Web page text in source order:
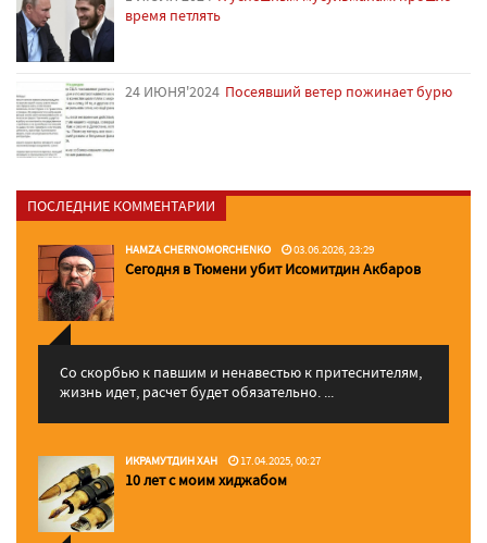
время петлять
24 ИЮНЯ'2024 Посеявший ветер пожинает бурю
ПОСЛЕДНИЕ КОММЕНТАРИИ
HAMZA CHERNOMORCHENKO 03.06.2026, 23:29
Сегодня в Тюмени убит Исомитдин Акбаров
Со скорбью к павшим и ненавестью к притеснителям,
жизнь идет, расчет будет обязательно. ...
ИКРАМУТДИН ХАН 17.04.2025, 00:27
10 лет с моим хиджабом